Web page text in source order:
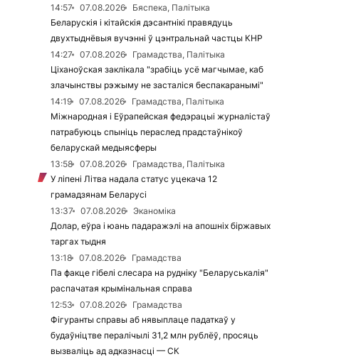
14:57
07.08.2026
Бяспека, Палітыка
Беларускія і кітайскія дэсантнікі правядуць
двухтыднёвыя вучэнні ў цэнтральнай частцы КНР
14:27
07.08.2026
Грамадства, Палітыка
Ціханоўская заклікала "зрабіць усё магчымае, каб
злачынствы рэжыму не засталіся беспакаранымі"
14:19
07.08.2026
Грамадства, Палітыка
Міжнародная і Еўрапейская федэрацыі журналістаў
патрабуюць спыніць пераслед прадстаўнікоў
беларускай медыясферы
13:58
07.08.2026
Грамадства, Палітыка
У ліпені Літва надала статус уцекача 12
грамадзянам Беларусі
13:37
07.08.2026
Эканоміка
Долар, еўра і юань падаражэлі на апошніх біржавых
таргах тыдня
13:18
07.08.2026
Грамадства
Па факце гібелі слесара на рудніку "Беларуськалія"
распачатая крымінальная справа
12:53
07.08.2026
Грамадства
Фігуранты справы аб нявыплаце падаткаў у
будаўніцтве пералічылі 31,2 млн рублёў, просяць
вызваліць ад адказнасці — СК